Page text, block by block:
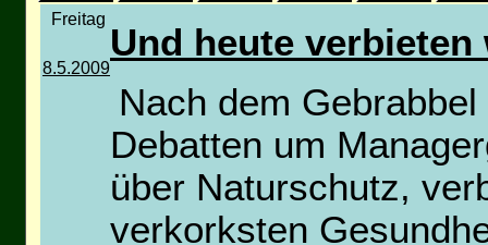
Freitag
8.5.2009
Und heute verbieten
Nach dem
Debatten um
über Naturschutz,
verkorksten